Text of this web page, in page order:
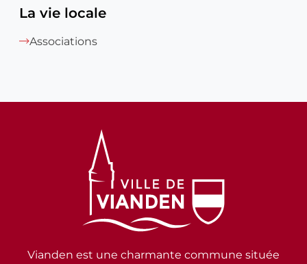
La vie locale
Associations
Vianden est une charmante commune située